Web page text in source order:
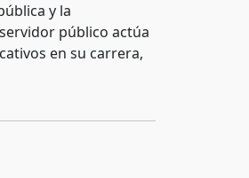
y la
público actúa
en su carrera,